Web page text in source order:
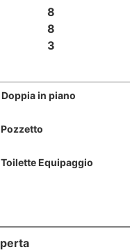
8
8
3
Doppia in piano
Pozzetto
Toilette Equipaggio